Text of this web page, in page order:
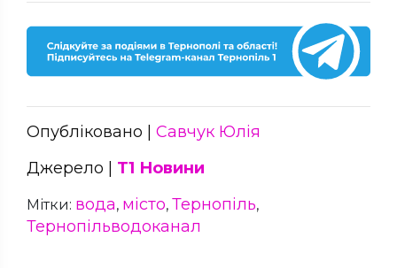
Опубліковано | Савчук Юлія
Джерело | Т1 Новини
Мітки: вода, місто, Тернопіль,
Тернопільводоканал